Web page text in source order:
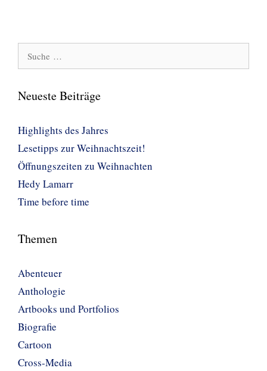
Neueste Beiträge
Highlights des Jahres
Lesetipps zur Weihnachtszeit!
Öffnungszeiten zu Weihnachten
Hedy Lamarr
Time before time
Themen
Abenteuer
Anthologie
Artbooks und Portfolios
Biografie
Cartoon
Cross-Media